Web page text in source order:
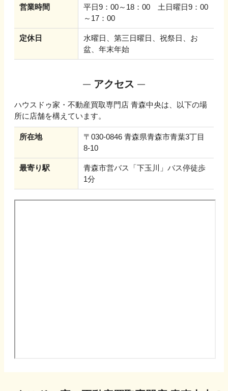
営業時間
平日9：00～18：00 土日曜日9：00
～17：00
定休日
水曜日、第三日曜日、祝祭日、お
盆、年末年始
アクセス
ハウスドゥ家・不動産買取専門店 青森中央は、以下の場
所に店舗を構えています。
所在地
〒030-0846 青森県青森市青葉3丁目
8-10
最寄り駅
青森市営バス「下玉川」バス停徒歩
1分